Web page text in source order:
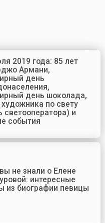
2019 года: 85 лет
Армани,
день
день шоколада,
по свету
светооператора) и
события
не знали о Елене
интересные
из биографии певицы